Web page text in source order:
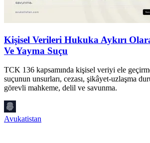
Kişisel Verileri Hukuka Aykırı
Ve Yayma Suçu
TCK 136 kapsamında kişisel veriyi ele
suçunun unsurları, cezası, şikâyet-uzlaşma
görevli mahkeme, delil ve savunma.
Avukatistan